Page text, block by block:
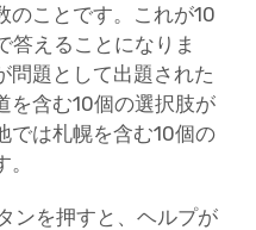
のことです。これが10
答えることになりま
問題として出題された
を含む10個の選択肢が
では札幌を含む10個の
ンを押すと、ヘルプが